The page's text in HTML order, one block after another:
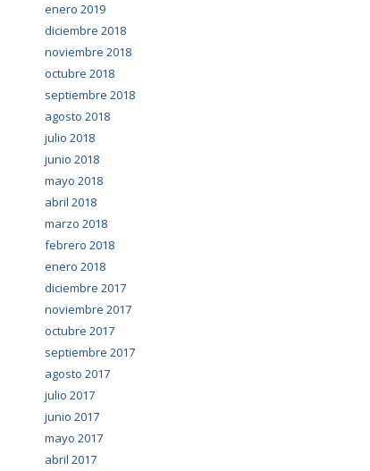
enero 2019
diciembre 2018
noviembre 2018
octubre 2018
septiembre 2018
agosto 2018
julio 2018
junio 2018
mayo 2018
abril 2018
marzo 2018
febrero 2018
enero 2018
diciembre 2017
noviembre 2017
octubre 2017
septiembre 2017
agosto 2017
julio 2017
junio 2017
mayo 2017
abril 2017